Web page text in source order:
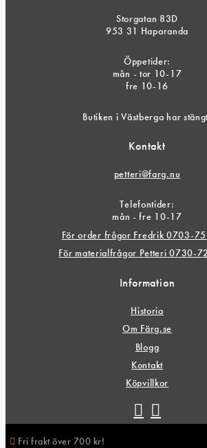
Storgatan 83D
953 31 Haparanda
Öppetider:
mån - tor 10-17
fre 10-16
Butiken i Västberga har
Kontakt
petteri@farg.nu
Telefontider:
mån - fre 10-17
För order frågor Fredrik 0703-
För materialfrågor Petteri 0730-
Information
Historia
Om Färg.se
Blogg
Kontakt
Köpvillkor
Fri frakt över 700 kr!